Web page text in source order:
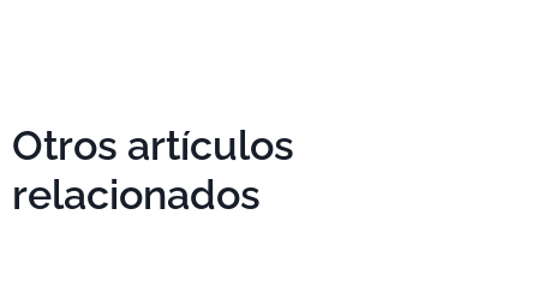
Otros artículos
relacionados